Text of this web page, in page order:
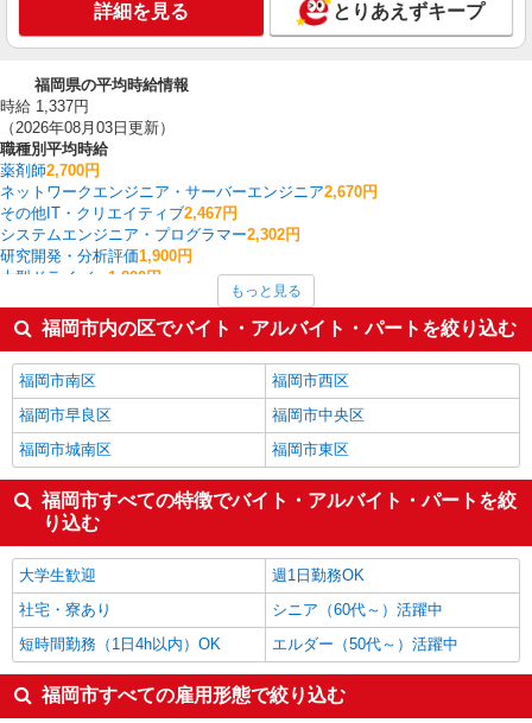
詳細を見る とりあえずキープ
福岡県の平均時給情報
時給 1,337円
（2026年08月03日更新）
職種別平均時給
薬剤師2,700円
ネットワークエンジニア・サーバーエンジニア2,670円
その他IT・クリエイティブ2,467円
システムエンジニア・プログラマー2,302円
研究開発・分析評価1,900円
大型ドライバー 1,800円
生産管理・品質管理1,550円
広報・宣伝1,500円
商品管理・バイヤー1,450円
福岡県の他の職種の平均時給を見る
もっと見る
福岡市内の区でバイト・アルバイト・パートを絞り込む
福岡市南区
福岡市西区
福岡市早良区
福岡市中央区
福岡市城南区
福岡市東区
福岡市すべての特徴でバイト・アルバイト・パートを絞
り込む
大学生歓迎
週1日勤務OK
社宅・寮あり
シニア（60代～）活躍中
短時間勤務（1日4h以内）OK
エルダー（50代～）活躍中
福岡市すべての雇用形態で絞り込む